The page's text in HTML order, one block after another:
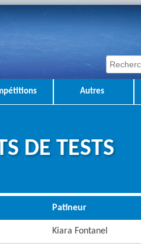
Autres
DE TESTS
Patineur
Kiara Fontanel